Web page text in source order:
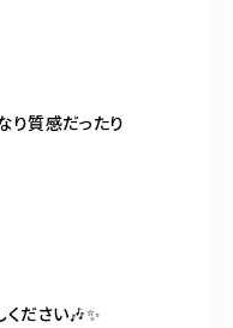
り質感だったり
ださい🎶✨